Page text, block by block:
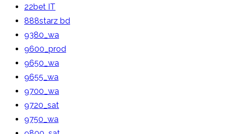
22bet IT
888starz bd
9380_wa
9600_prod
9650_wa
9655_wa
9700_wa
9720_sat
9750_wa